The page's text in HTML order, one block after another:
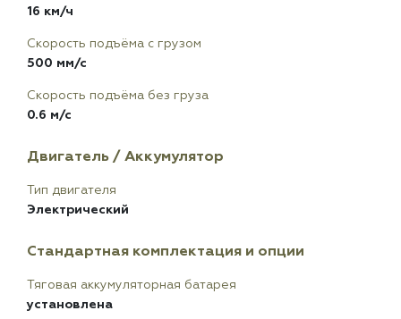
16 км/ч
Скорость подъёма с грузом
500 мм/с
Скорость подъёма без груза
0.6 м/с
Двигатель / Аккумулятор
Тип двигателя
Электрический
Стандартная комплектация и опции
Тяговая аккумуляторная батарея
установлена